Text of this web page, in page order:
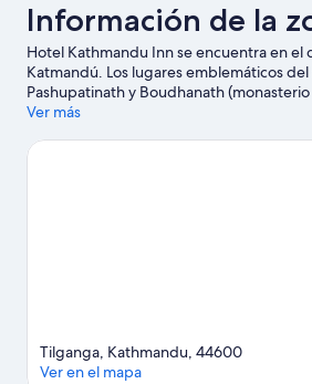
Información de la
Hotel Kathmandu Inn se encuentra en el
Katmandú. Los lugares emblemáticos
Pashupatinath y Boudhanath
asistir a un evento o partido mientras
Dasarath Rangasala.
Ver más
Tilganga, Kathmandu, 44600
Ver en el mapa